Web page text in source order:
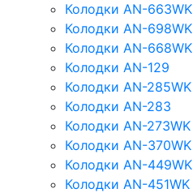
Колодки AN-663WK
Колодки AN-698WK
Колодки AN-668WK
Колодки AN-129
Колодки AN-285WK
Колодки AN-283
Колодки AN-273WK
Колодки AN-370WK
Колодки AN-449WK
Колодки AN-451WK